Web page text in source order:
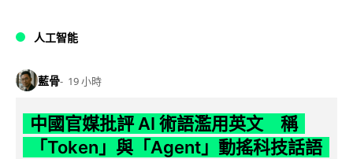
人工智能
藍骨 19 小時
中國官媒批評 AI 術語濫用英文 稱
「Token」與「Agent」動搖科技話語